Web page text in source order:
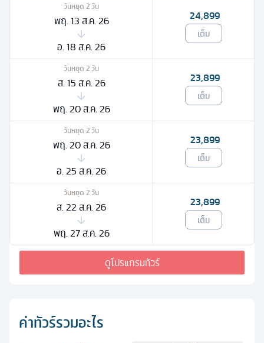
วันหยุด 2วัน
พฤ. 13 ส.ค. 26
อ. 18 ส.ค. 26
24,899
เต็ม
วันหยุด 2วัน
ส. 15 ส.ค. 26
พฤ. 20 ส.ค. 26
23,899
เต็ม
วันหยุด 2วัน
พฤ. 20 ส.ค. 26
อ. 25 ส.ค. 26
23,899
เต็ม
วันหยุด 2วัน
ส. 22 ส.ค. 26
พฤ. 27 ส.ค. 26
23,899
เต็ม
ดูโปรแกรมทัวร์
ค่าทัวร์รวมอะไร